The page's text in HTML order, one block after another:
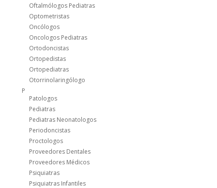
Oftalmólogos Pediatras
Optometristas
Oncólogos
Oncologos Pediatras
Ortodoncistas
Ortopedistas
Ortopediatras
Otorrinolaringólogo
P
Patologos
Pediatras
Pediatras Neonatologos
Periodoncistas
Proctologos
Proveedores Dentales
Proveedores Médicos
Psiquiatras
Psiquiatras Infantiles